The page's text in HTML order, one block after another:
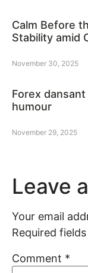
Calm Before
Stability amid
November 30, 2025
Forex
humour
November 29, 2025
Leave
Your email
Required
Comment *